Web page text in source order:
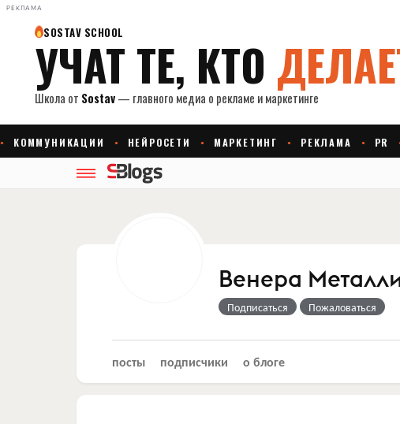
РЕКЛАМА
Венера
Подписаться Пожаловаться
посты подписчики о блоге